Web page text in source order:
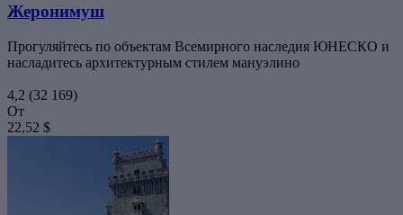
Жеронимуш
Прогуляйтесь по объектам Всемирного наследия ЮНЕСКО и
насладитесь архитектурным стилем мануэлино
4,2 (32 169)
От
22,52 $